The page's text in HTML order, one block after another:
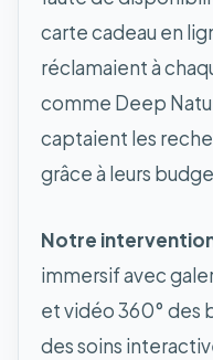
carte cadeau en
réclamaient à
comme Deep
captaient les
grâce à leurs
Notre
immersif avec
et vidéo 360° des
des soins